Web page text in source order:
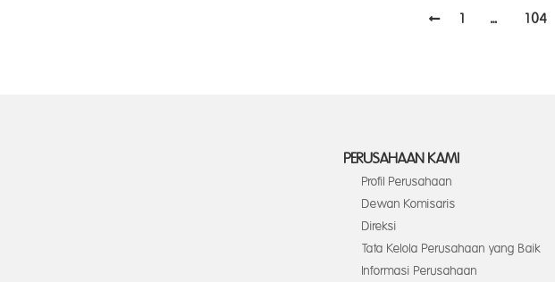
1 … 104
PERUSAHAAN KAMI
Profil Perusahaan
Dewan Komisaris
Direksi
Tata Kelola Perusahaan yang Baik
Informasi Perusahaan